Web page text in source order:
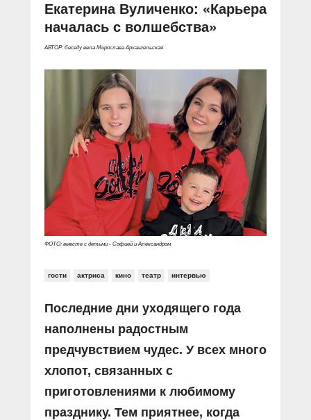
Екатерина Вуличенко: «Карьера
началась с волшебства»
АВТОР: беседу вела Мирослава Архангельская
ФОТО: вместе с детьми - Софией и Александром
гости актриса кино театр интервью
Последние дни уходящего года
наполнены радостным
предчувствием чудес. У всех много
хлопот, связанных с
приготовлениями к любимому
празднику. Тем приятнее, когда